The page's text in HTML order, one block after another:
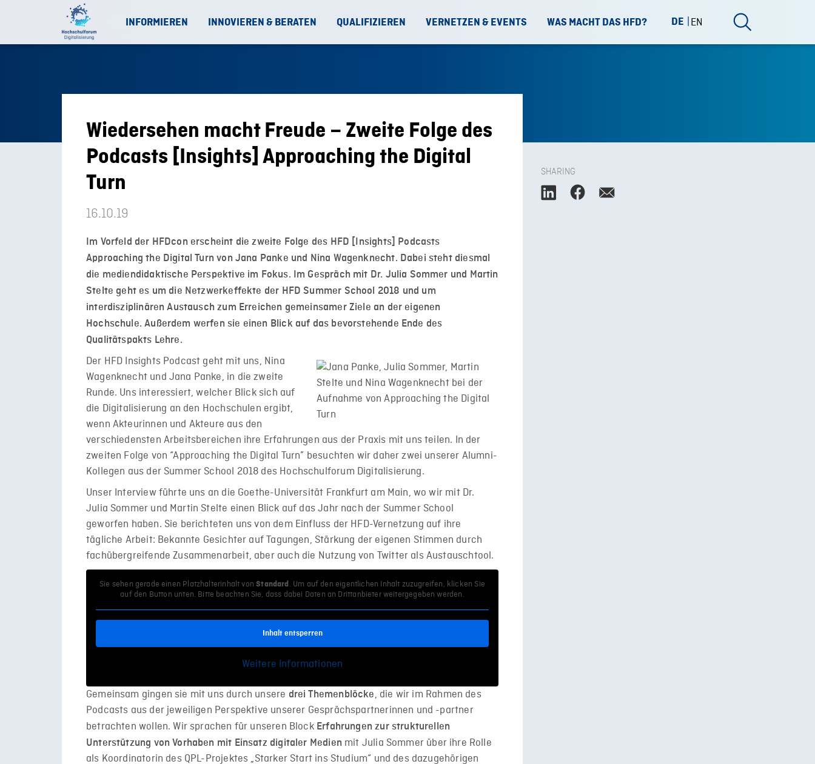
INFORMIEREN INNOVIEREN & BERATEN QUALIFIZIEREN VERNETZEN & EVENTS WAS MACHT DAS HFD? DE EN
Wiedersehen macht Freude – Zweite Folge des
Podcasts [Insights] Approaching the Digital
Turn
16.10.19
Im Vorfeld der HFDcon erscheint die zweite Folge des HFD [Insights] Podcasts
Approaching the Digital Turn von Jana Panke und Nina Wagenknecht. Dabei steht diesmal
die mediendidaktische Perspektive im Fokus. Im Gespräch mit Dr. Julia Sommer und Martin
Stelte geht es um die Netzwerkeffekte der HFD Summer School 2018 und um
interdisziplinären Austausch zum Erreichen gemeinsamer Ziele an der eigenen
Hochschule. Außerdem werfen sie einen Blick auf das bevorstehende Ende des
Qualitätspakts Lehre.
Der HFD Insights Podcast geht mit uns, Nina
Wagenknecht und Jana Panke, in die zweite
Runde. Uns interessiert, welcher Blick sich auf
die Digitalisierung an den Hochschulen ergibt,
wenn Akteurinnen und Akteure aus den
verschiedensten Arbeitsbereichen ihre Erfahrungen aus der Praxis mit uns teilen. In der
zweiten Folge von “Approaching the Digital Turn” besuchten wir daher zwei unserer Alumni-
Kollegen aus der Summer School 2018 des Hochschulforum Digitalisierung.
Unser Interview führte uns an die Goethe-Universität Frankfurt am Main, wo wir mit Dr.
Julia Sommer und Martin Stelte einen Blick auf das Jahr nach der Summer School
geworfen haben. Sie berichteten uns von dem Einfluss der HFD-Vernetzung auf ihre
tägliche Arbeit: Bekannte Gesichter auf Tagungen, Stärkung der eigenen Stimmen durch
fachübergreifende Zusammenarbeit, aber auch die Nutzung von Twitter als Austauschtool.
Sie sehen gerade einen Platzhalterinhalt vonStandard . Um auf den eigentlichen Inhalt zuzugreifen, klicken Sie
auf den Button unten. Bitte beachten Sie, dass dabei Daten an Drittanbieter weitergegeben werden.
Inhalt entsperren
Weitere Informationen
Gemeinsam gingen sie mit uns durch unsere drei Themenblöcke, die wir im Rahmen des
Podcasts aus der jeweiligen Perspektive unserer Gesprächspartnerinnen und -partner
betrachten wollen. Wir sprachen für unseren Block Erfahrungen zur strukturellen
Unterstützung von Vorhaben mit Einsatz digitaler Medien mit Julia Sommer über ihre Rolle
als Koordinatorin des QPL-Projektes „Starker Start ins Studium“ und des dazugehörigen
SHARING